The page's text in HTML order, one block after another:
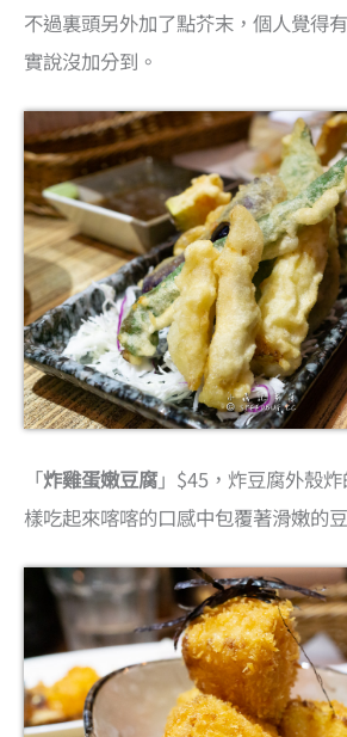
不過裏頭另外加了點芥末，個人覺得
實說沒加分到。
「炸雞蛋嫩豆腐」$45，炸豆腐外殼
樣吃起來喀喀的口感中包覆著滑嫩的